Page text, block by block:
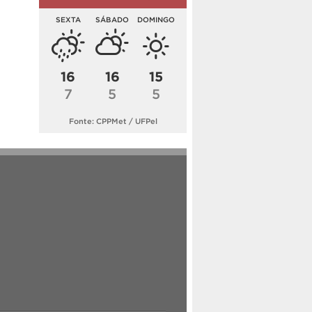
SEXTA
16
7
SÁBADO
16
5
DOMINGO
15
5
Fonte: CPPMet / UFPel